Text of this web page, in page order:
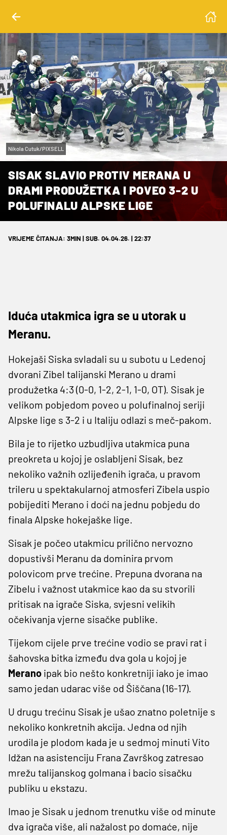
Nikola Cutuk/PIXSELL
SISAK SLAVIO PROTIV MERANA U
DRAMI PRODUŽETKA I POVEO 3-2 U
POLUFINALU ALPSKE LIGE
VRIJEME ČITANJA: 3MIN | SUB. 04.04.26. | 22:37
Iduća utakmica igra se u utorak u
Meranu.
Hokejaši Siska svladali su u subotu u Ledenoj
dvorani Zibel talijanski Merano u drami
produžetka 4:3 (0-0, 1-2, 2-1, 1-0, OT). Sisak je
velikom pobjedom poveo u polufinalnoj seriji
Alpske lige s 3-2 i u Italiju odlazi s meč-pakom.
Bila je to rijetko uzbudljiva utakmica puna
preokreta u kojoj je oslabljeni Sisak, bez
nekoliko važnih ozlijeđenih igrača, u pravom
trileru u spektakularnoj atmosferi Zibela uspio
pobijediti Merano i doći na jednu pobjedu do
finala Alpske hokejaške lige.
Sisak je počeo utakmicu prilično nervozno
dopustivši Meranu da dominira prvom
polovicom prve trećine. Prepuna dvorana na
Zibelu i važnost utakmice kao da su stvorili
pritisak na igrače Siska, svjesni velikih
očekivanja vjerne sisačke publike.
Tijekom cijele prve trećine vodio se pravi rat i
šahovska bitka između dva gola u kojoj je
Merano ipak bio nešto konkretniji iako je imao
samo jedan udarac više od Šiščana (16-17).
U drugu trećinu Sisak je ušao znatno poletnije s
nekoliko konkretnih akcija. Jedna od njih
urodila je plodom kada je u sedmoj minuti Vito
Idžan na asistenciju Frana Završkog zatresao
mrežu talijanskog golmana i bacio sisačku
publiku u ekstazu.
Imao je Sisak u jednom trenutku više od minute
dva igrača više, ali nažalost po domaće, nije